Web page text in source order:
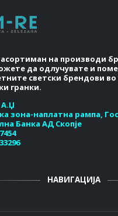
на производи
да одлучувате и
светски брендови
гранки.
зона-наплатна рампа,
Банка АД Скопје
НАВИГАЦИЈА